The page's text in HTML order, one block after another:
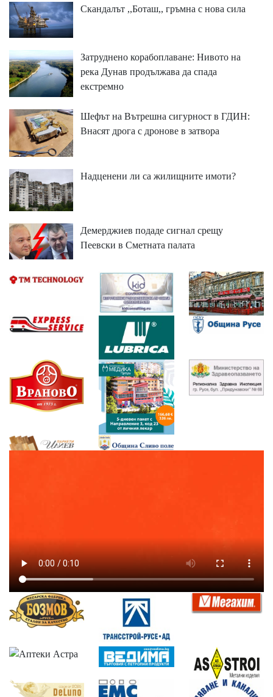
Скандалът ,,Боташ,, гръмна с нова сила
Затруднено корабоплаване: Нивото на
река Дунав продължава да спада
екстремно
Шефът на Вътрешна сигурност в ГДИН:
Внасят дрога с дронове в затвора
Надценени ли са жилищните имоти?
Демерджиев подаде сигнал срещу
Пеевски в Сметната палата